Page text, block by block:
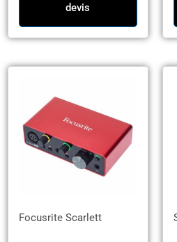
devis
Focusrite Scarlett